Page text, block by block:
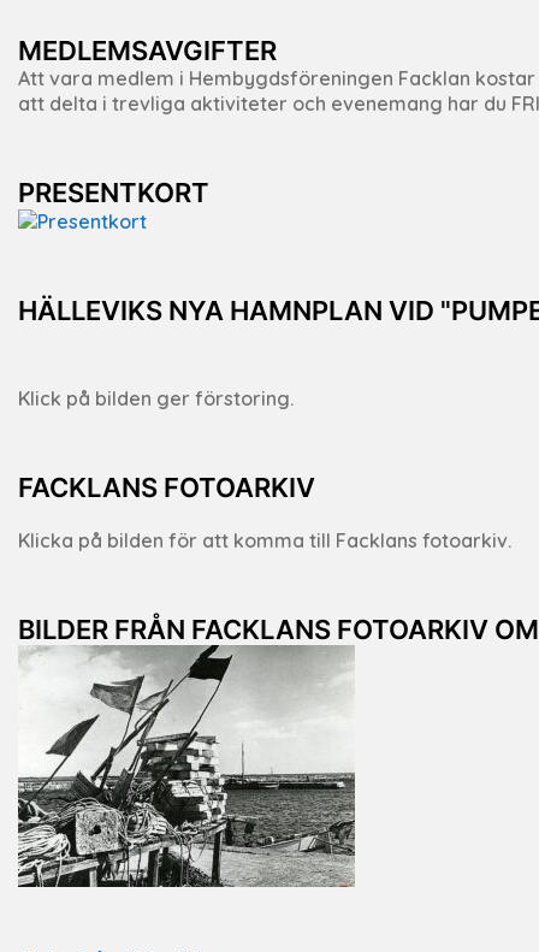
MEDLEMSAVGIFTER
Att vara medlem i Hembygdsföreningen Facklan
att delta i trevliga aktiviteter och evenemang har du
PRESENTKORT
HÄLLEVIKS NYA HAMNPLAN VID
Klick på bilden ger förstoring.
FACKLANS FOTOARKIV
Klicka på bilden för att komma till Facklans fotoarkiv.
BILDER FRÅN FACKLANS FOTOARKIV